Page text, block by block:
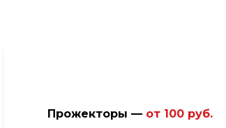
Прожекторы — от 100 руб.